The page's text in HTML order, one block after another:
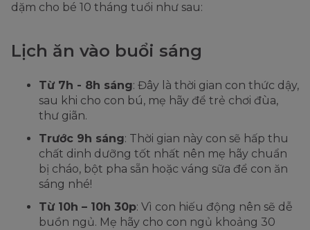
dặm cho bé 10 tháng tuổi như sau:
Lịch ăn vào buổi sáng
Từ 7h - 8h sáng: Đây là thời gian con thức dậy,
sau khi cho con bú, mẹ hãy để trẻ chơi đùa,
thư giãn.
Trước 9h sáng: Thời gian này con sẽ hấp thu
chất dinh dưỡng tốt nhất nên mẹ hãy chuẩn
bị cháo, bột pha sẵn hoặc váng sữa để con ăn
sáng nhé!
Từ 10h – 10h 30p: Vì con hiếu động nên sẽ dễ
buồn ngủ. Mẹ hãy cho con ngủ khoảng 30